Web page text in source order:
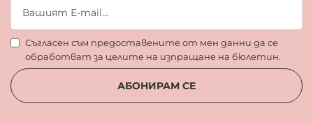
Съгласен съм предоставените от мен данни да се
обработват за целите на изпращане на бюлетин.
АБОНИРАМ СЕ